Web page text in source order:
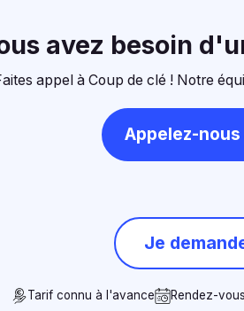
avez besoin
appel à Coup de clé ! Notre
Appelez-nous
Je
Tarif connu à l'avance Rendez-